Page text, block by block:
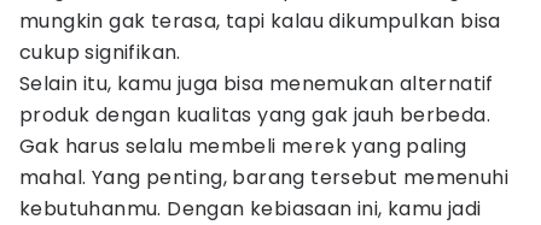
mungkin gak terasa, tapi kalau dikumpulkan bisa
cukup signifikan.
Selain itu, kamu juga bisa menemukan alternatif
produk dengan kualitas yang gak jauh berbeda.
Gak harus selalu membeli merek yang paling
mahal. Yang penting, barang tersebut memenuhi
kebutuhanmu. Dengan kebiasaan ini, kamu jadi